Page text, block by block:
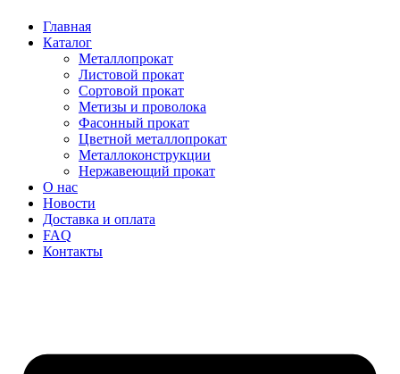
Главная
Каталог
Металлопрокат
Листовой прокат
Сортовой прокат
Метизы и проволока
Фасонный прокат
Цветной металлопрокат
Металлоконструкции
Нержавеющий прокат
О нас
Новости
Доставка и оплата
FAQ
Контакты